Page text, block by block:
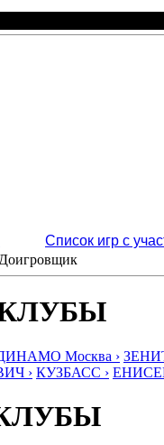
Список игр с
Доигровщик
Москва ›
› КУЗБАСС ›